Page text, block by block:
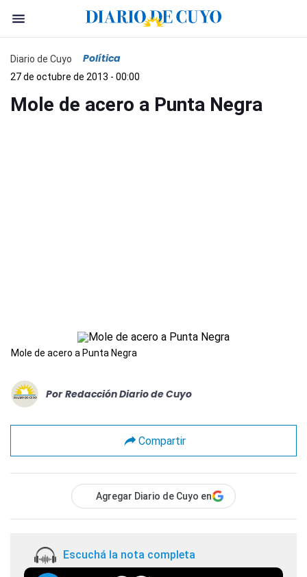
Diario de Cuyo Política
27 de octubre de 2013 - 00:00
Mole de acero a Punta Negra
Mole de acero a Punta Negra
Por Redacción Diario de Cuyo
Compartir
Agregar Diario de Cuyo en
Escuchá la nota completa